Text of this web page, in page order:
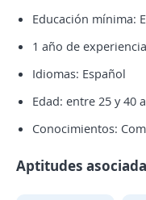
Educación mínima:
1 año de experiencia
Idiomas: Español
Edad: entre 25 y 40
Conocimientos:
Aptitudes